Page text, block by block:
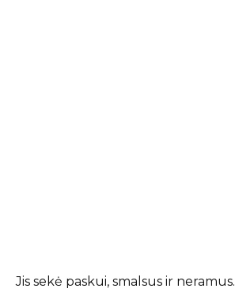
Jis sekė paskui, smalsus ir neramus.